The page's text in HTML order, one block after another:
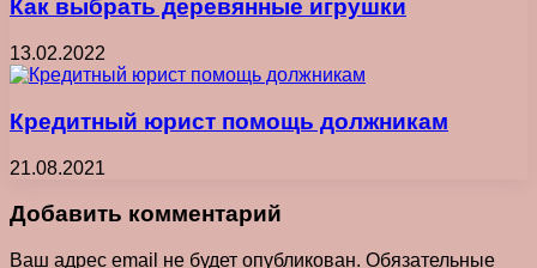
Как выбрать деревянные игрушки
13.02.2022
Кредитный юрист помощь должникам
21.08.2021
Добавить комментарий
Ваш адрес email не будет опубликован. Обязательные